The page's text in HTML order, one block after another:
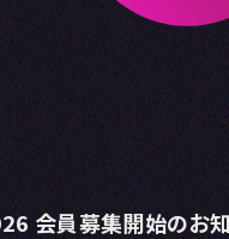
会員募集開始のお